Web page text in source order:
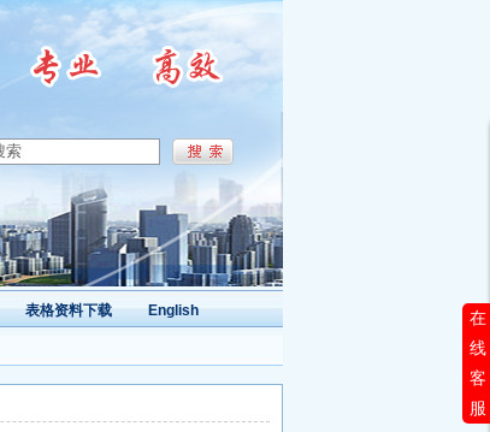
在
线
客
服
表格资料下载 English